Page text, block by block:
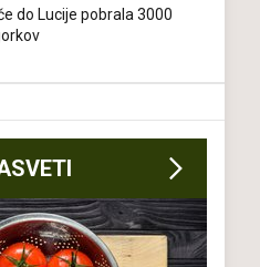
do Lucije pobrala 3000